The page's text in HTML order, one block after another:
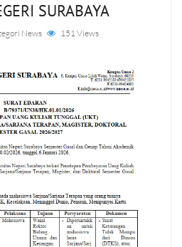
SURABAYA
News 151 Views